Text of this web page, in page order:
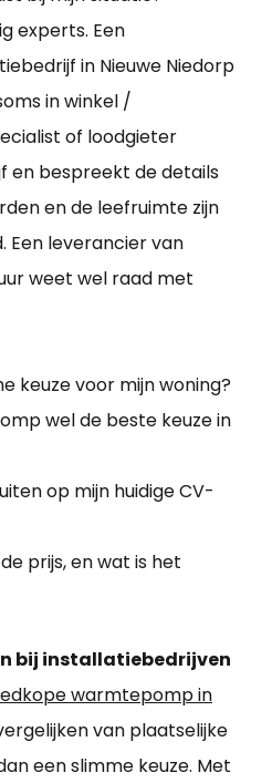
experts. Een
in Nieuwe Niedorp
in winkel /
of loodgieter
en bespreekt de details
en de leefruimte zijn
Een leverancier van
weet wel raad met
keuze voor mijn woning?
wel de beste keuze in
op mijn huidige CV-
prijs, en wat is het
bij installatiebedrijven
warmtepomp in
van plaatselijke
een slimme keuze. Met